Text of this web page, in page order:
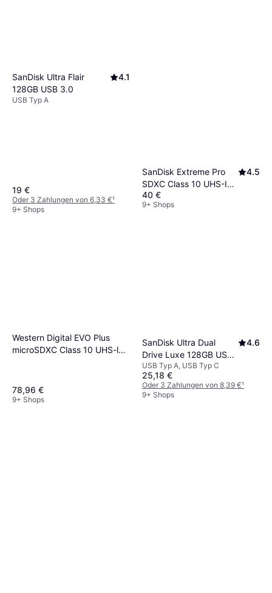
SanDisk Ultra Flair
128GB USB 3.0
4.1
USB Typ A
19 €
Oder 3 Zahlungen von 6,33 €¹
9+ Shops
SanDisk Extreme Pro
SDXC Class 10 UHS-I
U3 V30 200/90MB/s
128GB
4.5
40 €
9+ Shops
Western Digital EVO Plus
microSDXC Class 10 UHS-l
78,96 €
9+ Shops
SanDisk Ultra Dual
Drive Luxe 128GB USB
3.1 Type C
4.6
USB Typ A, USB Typ C
25,18 €
Oder 3 Zahlungen von 8,39 €¹
9+ Shops